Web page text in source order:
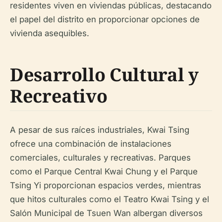
residentes viven en viviendas públicas, destacando
el papel del distrito en proporcionar opciones de
vivienda asequibles.
Desarrollo Cultural y
Recreativo
A pesar de sus raíces industriales, Kwai Tsing
ofrece una combinación de instalaciones
comerciales, culturales y recreativas. Parques
como el Parque Central Kwai Chung y el Parque
Tsing Yi proporcionan espacios verdes, mientras
que hitos culturales como el Teatro Kwai Tsing y el
Salón Municipal ​​de Tsuen Wan albergan diversos